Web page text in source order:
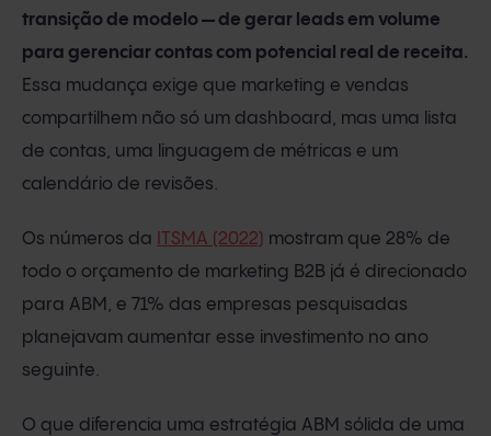
transição de modelo — de gerar leads em volume
para gerenciar contas com potencial real de receita.
Essa mudança exige que marketing e vendas
compartilhem não só um dashboard, mas uma lista
de contas, uma linguagem de métricas e um
calendário de revisões.
Os números da ITSMA (2022) mostram que 28% de
todo o orçamento de marketing B2B já é direcionado
para ABM, e 71% das empresas pesquisadas
planejavam aumentar esse investimento no ano
seguinte.
O que diferencia uma estratégia ABM sólida de uma